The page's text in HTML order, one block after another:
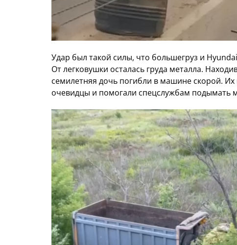
Удар был такой силы, что большегруз и
От легковушки осталась груда металла.
семилетняя дочь погибли в машине скорой. Их
очевидцы и помогали спецслужбам подымать